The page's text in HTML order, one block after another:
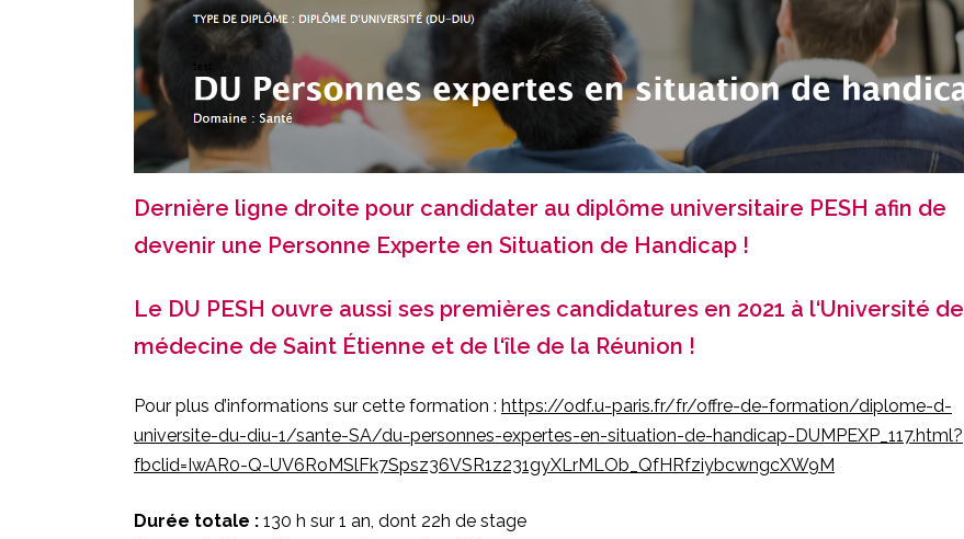
Dernière ligne droite pour candidater au diplôme universitaire PESH afin de
devenir une Personne Experte en Situation de Handicap !
Le DU PESH ouvre aussi ses premières candidatures en 2021 à l‘Université de
médecine de Saint Étienne et de l‘île de la Réunion !
Pour plus d’informations sur cette formation : https://odf.u-paris.fr/fr/offre-de-formation/diplome-d-
universite-du-diu-1/sante-SA/du-personnes-expertes-en-situation-de-handicap-DUMPEXP_117.html?
fbclid=IwAR0-Q-UV6RoMSlFk7Spsz36VSR1z231gyXLrMLOb_QfHRfziybcwngcXW9M
Durée totale : 130 h sur 1 an, dont 22h de stage